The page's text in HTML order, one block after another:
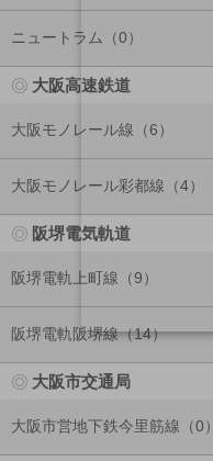
ニュートラム（0）
大阪高速鉄道
大阪モノレール線（6）
大阪モノレール彩都線（4）
阪堺電気軌道
阪堺電軌上町線（9）
阪堺電軌阪堺線（14）
大阪市交通局
大阪市営地下鉄今里筋線（0）